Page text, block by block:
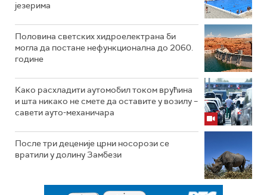
језерима
Половина светских хидроелектрана би
могла да постане нефункционална до 2060.
године
Како расхладити аутомобил током врућина
и шта никако не смете да оставите у возилу –
савети ауто-механичара
После три деценије црни носорози се
вратили у долину Замбези